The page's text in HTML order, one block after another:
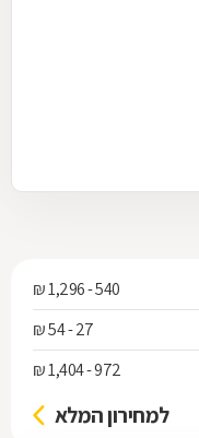
540 - 1,296 ₪
27 - 54 ₪
972 - 1,404 ₪
למחירון המלא